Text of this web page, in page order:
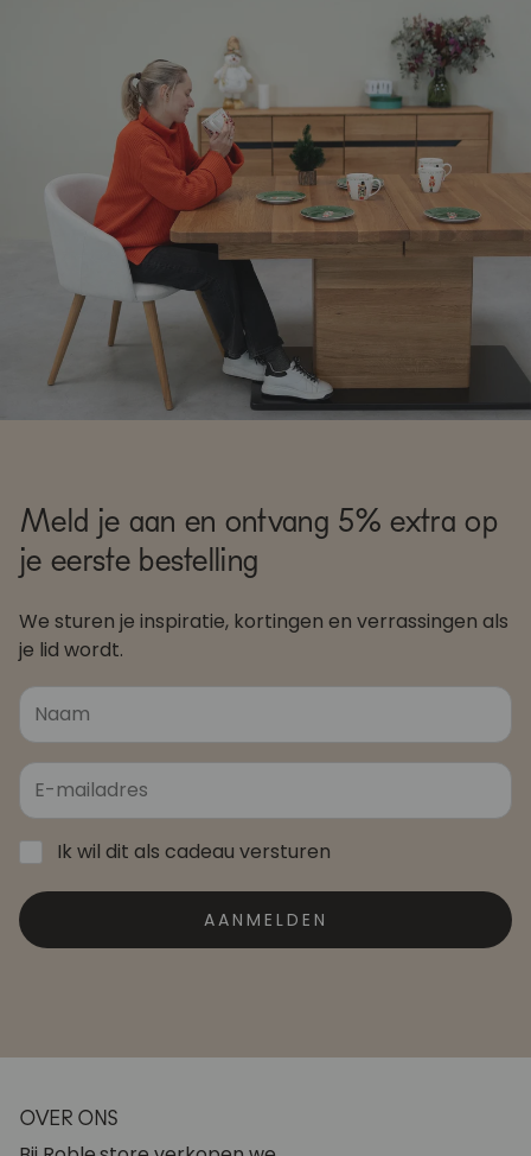
Meld je aan en ontvang 5% extra op
je eerste bestelling
We sturen je inspiratie, kortingen en verrassingen als
je lid wordt.
Ik wil dit als cadeau versturen
AANMELDEN
OVER ONS